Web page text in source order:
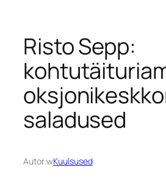
Risto Sepp:
saladused
Autor:wKuulsused